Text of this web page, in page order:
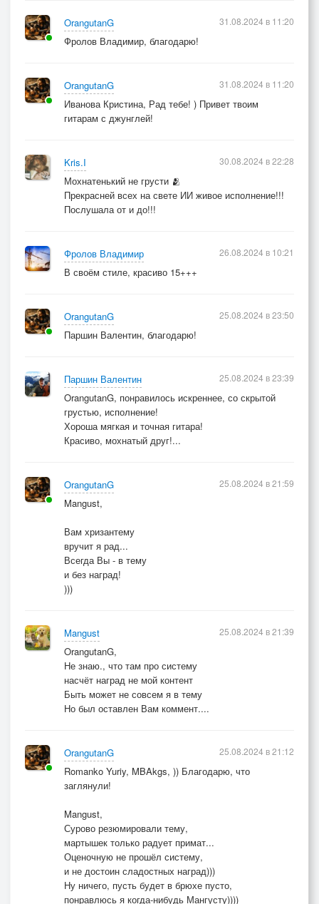
OrangutanG
Фролов Владимир, благодарю!
31.08.2024 в 11:20
OrangutanG
Иванова Кристина, Рад тебе! ) Привет твоим
гитарам с джунглей!
31.08.2024 в 11:20
Kris.I
Мохнатенький не грусти 🫂
Прекрасней всех на свете ИИ живое исполнение!!!
Послушала от и до!!!
30.08.2024 в 22:28
Фролов Владимир
В своём стиле, красиво 15+++
26.08.2024 в 10:21
OrangutanG
Паршин Валентин, благодарю!
25.08.2024 в 23:50
Паршин Валентин
OrangutanG, понравилось искреннее, со скрытой
грустью, исполнение!
Хороша мягкая и точная гитара!
Красиво, мохнатый друг!...
25.08.2024 в 23:39
OrangutanG
Mangust,
Вам хризантему
вручит я рад...
Всегда Вы - в тему
и без наград!
)))
25.08.2024 в 21:59
Mangust
OrangutanG,
Не знаю., что там про систему
насчёт наград не мой контент
Быть может не совсем я в тему
Но был оставлен Вам коммент....
25.08.2024 в 21:39
OrangutanG
Romanko Yuriy, MBAkgs, )) Благодарю, что
заглянули!
Mangust,
Сурово резюмировали тему,
мартышек только радует примат...
Оценочную не прошёл систему,
и не достоин сладостных наград)))
Ну ничего, пусть будет в брюхе пусто,
понравлюсь я когда-нибудь Мангусту))))
25.08.2024 в 21:12